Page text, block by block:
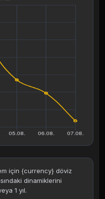
için {currency} döviz
dinamiklerini
1 yıl.